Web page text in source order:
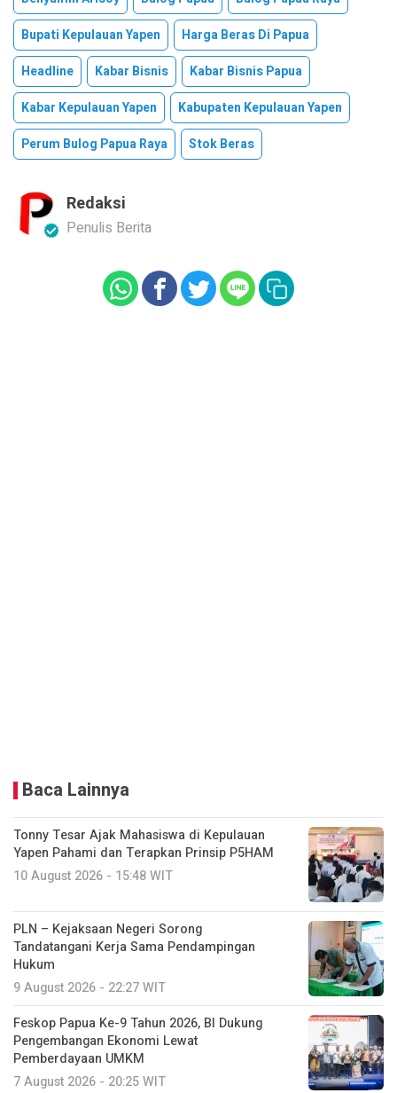
Bupati Kepulauan Yapen
Harga Beras Di Papua
Headline
Kabar Bisnis
Kabar Bisnis Papua
Kabar Kepulauan Yapen
Kabupaten Kepulauan Yapen
Perum Bulog Papua Raya
Stok Beras
Redaksi
Penulis Berita
Baca Lainnya
Tonny Tesar Ajak Mahasiswa di Kepulauan
Yapen Pahami dan Terapkan Prinsip P5HAM
10 August 2026 - 15:48 WIT
PLN – Kejaksaan Negeri Sorong
Tandatangani Kerja Sama Pendampingan
Hukum
9 August 2026 - 22:27 WIT
Feskop Papua Ke-9 Tahun 2026, BI Dukung
Pengembangan Ekonomi Lewat
Pemberdayaan UMKM
7 August 2026 - 20:25 WIT